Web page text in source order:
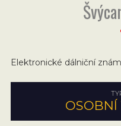
Elektronické dálniční
OSOBNÍ